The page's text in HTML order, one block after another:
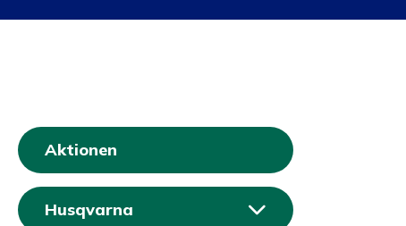
Aktionen
Husqvarna